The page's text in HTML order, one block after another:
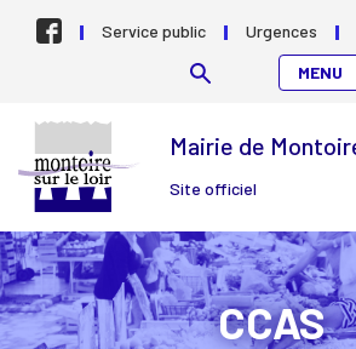
Aller au contenu
Mairie de
Site officiel
Service public Urgences
MENU
CCAS